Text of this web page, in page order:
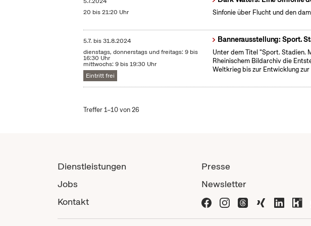
20 bis 21:20 Uhr
Sinfonie über Flucht und den
5.7. bis31.8.2024
dienstags, donnerstags und freitags: 9 bis
16:30 Uhr
mittwochs: 9 bis 19:30 Uhr
Eintritt frei
Bannerausstellung: Sport.
Unter dem Titel "Sport. Stadien.
Rheinischem Bildarchiv die
Weltkrieg bis zur Entwicklung
Treffer 1–10 von 26
Dienstleistungen
Jobs
Kontakt
Presse
Newsletter